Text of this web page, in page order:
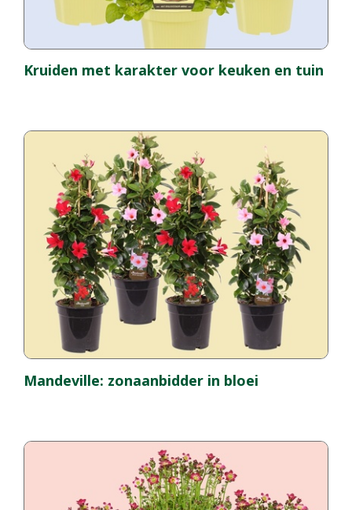
Kruiden met karakter voor keuken en tuin
Mandeville: zonaanbidder in bloei